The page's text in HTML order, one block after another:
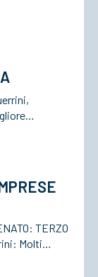
TERZO
Molti…